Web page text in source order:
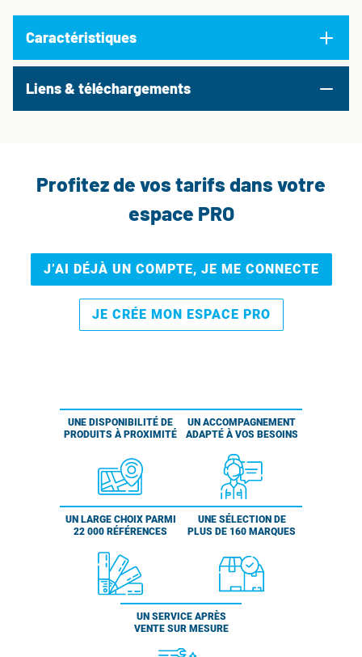
Caractéristiques
Liens & téléchargements
Profitez de vos tarifs dans votre
espace PRO
J’AI DÉJÀ UN COMPTE, JE ME CONNECTE
JE CRÉE MON ESPACE PRO
UNE DISPONIBILITÉ DE
PRODUITS À PROXIMITÉ
UN ACCOMPAGNEMENT
ADAPTÉ À VOS BESOINS
UN LARGE CHOIX PARMI
22 000 RÉFÉRENCES
UNE SÉLECTION DE
PLUS DE 160 MARQUES
UN SERVICE APRÈS
VENTE SUR MESURE